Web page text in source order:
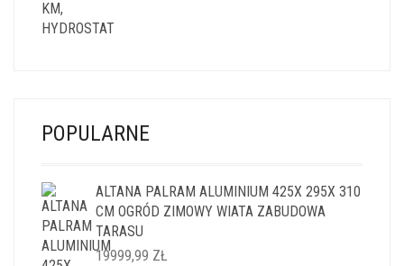
POPULARNE
ALTANA PALRAM ALUMINIUM 425X 295X 310
CM OGRÓD ZIMOWY WIATA ZABUDOWA
TARASU
19999,99 ZŁ